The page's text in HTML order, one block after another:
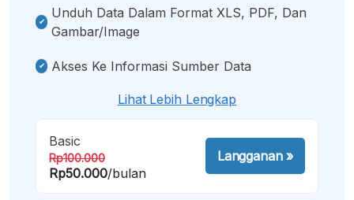
Unduh Data Dalam Format XLS, PDF, Dan
Gambar/image
Akses Ke Informasi Sumber Data
Lihat Lebih Lengkap
Basic
Rp100.000
Rp50.000/bulan
Langganan»